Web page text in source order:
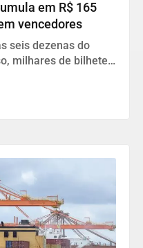
em R$ 165
vencedores
seis dezenas do
milhares de bilhetes
e a quadra na última